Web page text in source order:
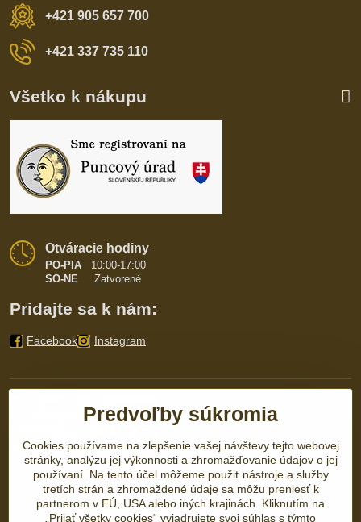
+421 905 657 700
+421 337 735 110
Všetko k nákupu
Otváracie hodiny
PO-PIA
10:00-17:00
SO-NE Zatvorené
Pridajte sa k nám:
Facebook Instagram
Predvoľby súkromia
Cookies používame na zlepšenie vašej návštevy tejto webovej
stránky, analýzu jej výkonnosti a zhromažďovanie údajov o jej
používaní. Na tento účel môžeme použiť nástroje a služby
tretích strán a zhromaždené údaje sa môžu preniesť k
partnerom v EÚ, USA alebo iných krajinách. Kliknutím na
„Prijať všetky cookies“ vyjadrujete svoj súhlas s týmto